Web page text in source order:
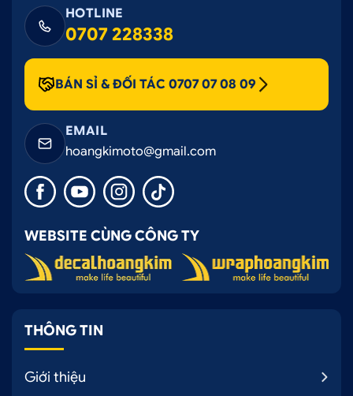
HOTLINE
0707 228338
BÁN SỈ & ĐỐI TÁC 0707 07 08 09
EMAIL
hoangkimoto@gmail.com
WEBSITE CÙNG CÔNG TY
THÔNG TIN
Giới thiệu